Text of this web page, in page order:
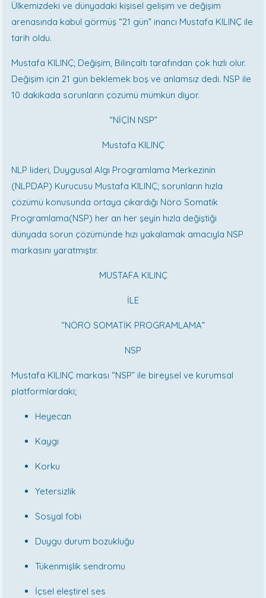
Ülkemizdeki ve dünyadaki kişisel gelişim ve değişim
arenasında kabul görmüş “21 gün” inancı Mustafa KILINÇ ile
tarih oldu.
Mustafa KILINÇ; Değişim, Bilinçaltı tarafından çok hızlı olur.
Değişim için 21 gün beklemek boş ve anlamsız dedi. NSP ile
10 dakikada sorunların çözümü mümkün diyor.
“NİÇİN NSP”
Mustafa KILINÇ
NLP lideri, Duygusal Algı Programlama Merkezinin
(NLPDAP) Kurucusu Mustafa KILINÇ; sorunların hızla
çözümü konusunda ortaya çıkardığı Nöro Somatik
Programlama(NSP) her an her şeyin hızla değiştiği
dünyada sorun çözümünde hızı yakalamak amacıyla NSP
markasını yaratmıştır.
MUSTAFA KILINÇ
İLE
“NÖRO SOMATİK PROGRAMLAMA”
NSP
Mustafa KILINÇ markası “NSP” ile bireysel ve kurumsal
platformlardaki;
Heyecan
Kaygı
Korku
Yetersizlik
Sosyal fobi
Duygu durum bozukluğu
Tükenmişlik sendromu
İçsel eleştirel ses